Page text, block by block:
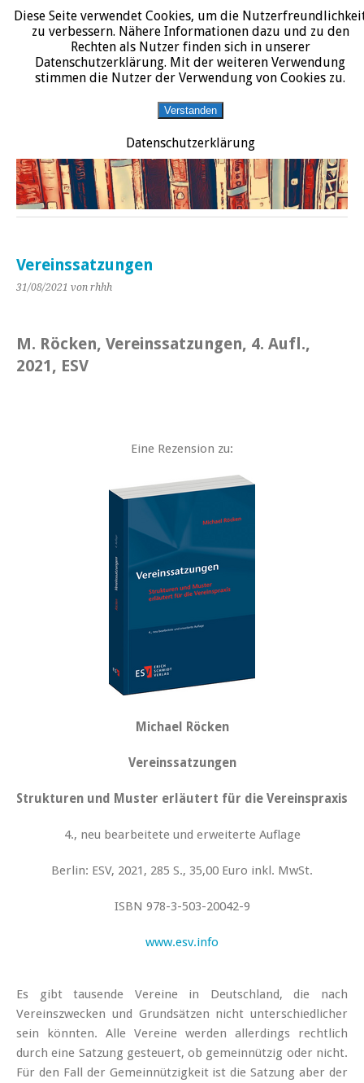
START DATENSCHUTZERKLÄRUNG IMPRESSUM ÜBER JURALIT
JURALIT
Rezensionen juristischer Literatur
Vereinssatzungen
31/08/2021 von rhhh
M. Röcken, Vereinssatzungen, 4. Aufl.,
2021, ESV
Eine Rezension zu:
Michael Röcken
Vereinssatzungen
Strukturen und Muster erläutert für die Vereinspraxis
4., neu bearbeitete und erweiterte Auflage
Berlin: ESV, 2021, 285 S., 35,00 Euro inkl. MwSt.
ISBN 978-3-503-20042-9
www.esv.info
Es gibt tausende Vereine in Deutschland, die nach
Vereinszwecken und Grundsätzen nicht unterschiedlicher
sein könnten. Alle Vereine werden allerdings rechtlich
durch eine Satzung gesteuert, ob gemeinnützig oder nicht.
Für den Fall der Gemeinnützigkeit ist die Satzung aber der
Diese Seite verwendet Cookies, um die
zu verbessern. Nähere Informationen dazu und zu den
Rechten als Nutzer finden sich in unserer
Datenschutzerklärung. Mit der weiteren Verwendung
stimmen die Nutzer der Verwendung von Cookies zu.
Verstanden
Datenschutzerklärung